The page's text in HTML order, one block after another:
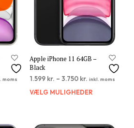
moms
Dette
Apple iPhone 11 64GB –
Black
1.599 kr. – 3.750 kr. inkl. moms
VÆLG MULIGHEDER